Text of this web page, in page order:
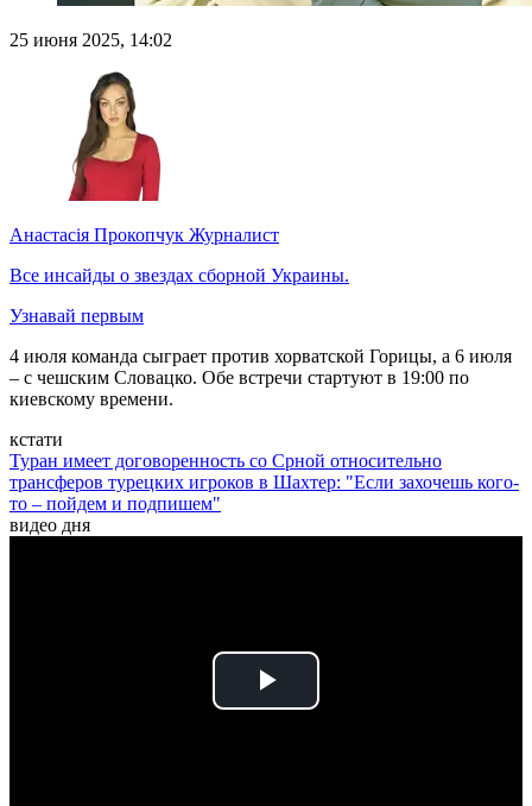
25 июня 2025, 14:02
Анастасія Прокопчук Журналист
Все инсайды о звездах сборной Украины.
Узнавай первым
4 июля команда сыграет против хорватской Горицы, а 6 июля
– с чешским Словацко. Обе встречи стартуют в 19:00 по
киевскому времени.
кстати
Туран имеет договоренность со Срной относительно
трансферов турецких игроков в Шахтер: "Если захочешь кого-
то – пойдем и подпишем"
видео дня
Play